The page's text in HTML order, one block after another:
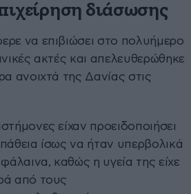
διάσωσης
να επιβιώσει στο πολυήμερο
ακτές και απελευθερώθηκε
ανοιχτά της Δανίας στις
είχαν προειδοποιήσει
ίσως να ήταν υπερβολικά
καθώς η υγεία της είχε
από τους